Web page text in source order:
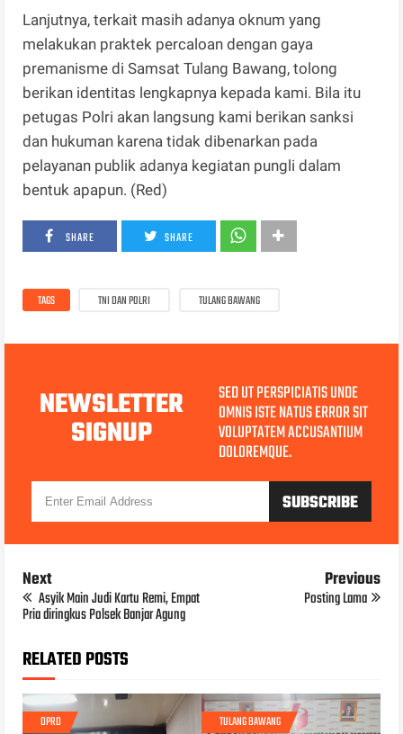
Lanjutnya, terkait masih adanya oknum yang
melakukan praktek percaloan dengan gaya
premanisme di Samsat Tulang Bawang, tolong
berikan identitas lengkapnya kepada kami. Bila itu
petugas Polri akan langsung kami berikan sanksi
dan hukuman karena tidak dibenarkan pada
pelayanan publik adanya kegiatan pungli dalam
bentuk apapun. (Red)
SHARE SHARE
TAGS TNI DAN POLRI TULANG BAWANG
NEWSLETTER
SIGNUP
SED UT PERSPICIATIS UNDE
OMNIS ISTE NATUS ERROR SIT
VOLUPTATEM ACCUSANTIUM
DOLOREMQUE.
Next
Asyik Main Judi Kartu Remi, Empat
Pria diringkus Polsek Banjar Agung
Previous
Posting Lama
RELATED POSTS
DPRD TULANG BAWANG